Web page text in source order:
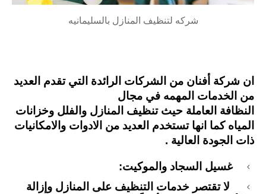
شركه لتنظيف المنازل بالسليمانيه
ان شركة أفنان من الشركات الرائدة التي تقدم العديد
من الخدمات المهمه في مجال
النظافة العاملة حيث تنظيف المنازل والفلل وخزانات
المياه كما انها تستخدم العديد من الادوات والامكانيات
ذات الجودة العالية .
غسيل السجاد والموكيت:
لا تقتصر خدمات التنظيف على المنازل وإزالة